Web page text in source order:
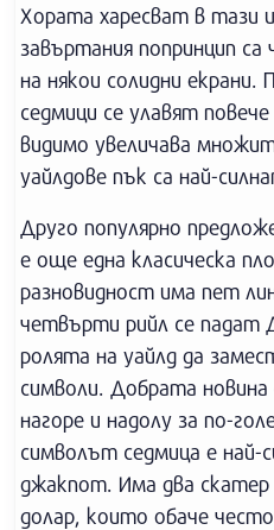
Хората харесват в тази
завъртания попринцип
на някои солидни екрани.
седмици се улавят
видимо увеличава
уайлдове пък са най-
Друго популярно
е още една класическа
разновидност има пет
четвърти рийл се падат
ролята на уайлд да
символи. Добрата
нагоре и надолу за по-
символът седмица е най-
джакпот. Има два скатер
долар, които обаче